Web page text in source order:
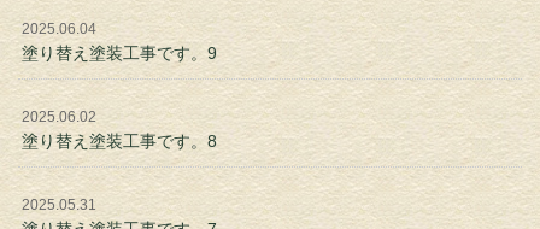
2025.06.04
塗り替え塗装工事です。9
2025.06.02
塗り替え塗装工事です。8
2025.05.31